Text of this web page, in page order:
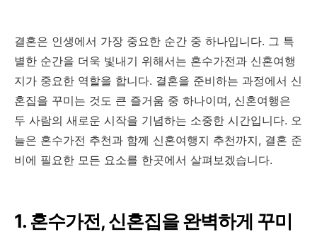
결혼은 인생에서 가장 중요한 순간 중 하나입니다. 그 특
별한 순간을 더욱 빛내기 위해서는 혼수가전과 신혼여행
지가 중요한 역할을 합니다. 결혼을 준비하는 과정에서 신
혼집을 꾸미는 것도 큰 즐거움 중 하나이며, 신혼여행은
두 사람의 새로운 시작을 기념하는 소중한 시간입니다. 오
늘은 혼수가전 추천과 함께 신혼여행지 추천까지, 결혼 준
비에 필요한 모든 요소를 한곳에서 살펴보겠습니다.
1. 혼수가전, 신혼집을 완벽하게 꾸미